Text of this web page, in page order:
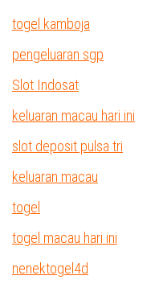
togel kamboja
pengeluaran sgp
Slot Indosat
keluaran macau hari ini
slot deposit pulsa tri
keluaran macau
togel
togel macau hari ini
nenektogel4d